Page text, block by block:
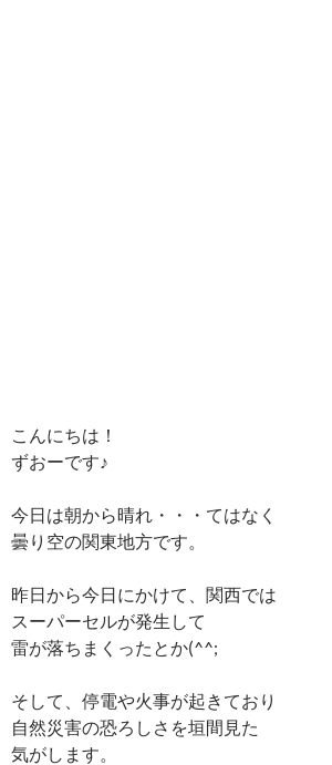
こんにちは！
ずおーです♪
今日は朝から晴れ・・・てはなく
曇り空の関東地方です。
昨日から今日にかけて、関西では
スーパーセルが発生して
雷が落ちまくったとか(^^;
そして、停電や火事が起きており
自然災害の恐ろしさを垣間見た
気がします。